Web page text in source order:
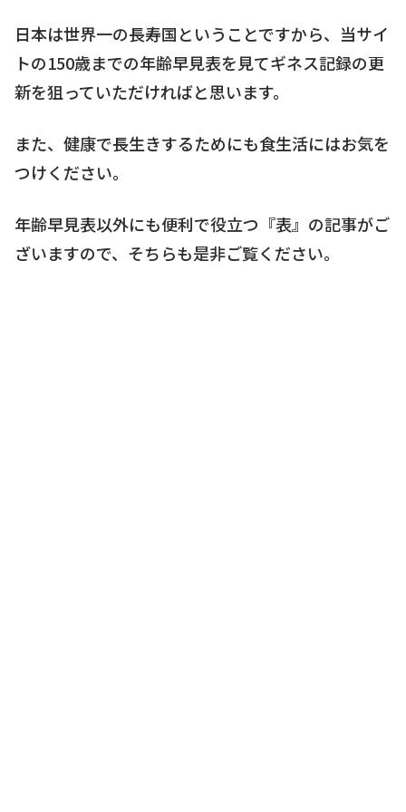
日本は世界一の長寿国ということですから、当サイ
トの150歳までの年齢早見表を見てギネス記録の更
新を狙っていただければと思います。
また、健康で長生きするためにも食生活にはお気を
つけください。
年齢早見表以外にも便利で役立つ『表』の記事がご
ざいますので、そちらも是非ご覧ください。